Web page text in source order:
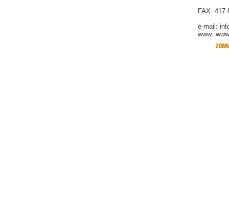
FAX: 417
e-mail:
www: